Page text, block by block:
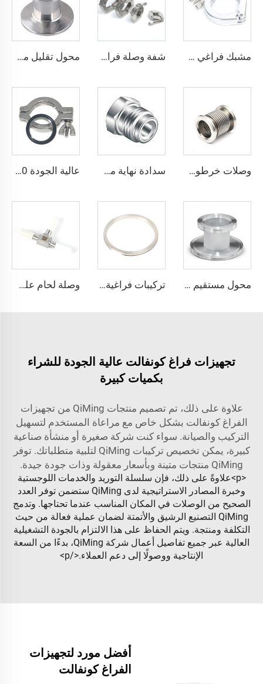
مشبك فراغي من الألومنيوم بنقطة تثبيت واحدة، تجهيزات مواسير KF16-KF50، مشابك نقطة تثبيت واحدة NW16-NW50 للفراغ لأشباه الموصلات شفة وصلة فراغية بمشبك سلسلة من الفولاذ المقاوم للصدأ SS316L، KF16/KF25/KF40/KF50، مشبك فراغي من الفولاذ المقاوم للصدأ من NW16-NW50 محول تقليل مستقيم من الفولاذ المقاوم للصدأ KF، محول مركزي مستقيم للصناعات شبه الموصلة من الفولاذ SS304 وSS316L، قطعة تجهيز أنابيب فراغية عالية
وصلات خرطوم مرنة ISO-K من الفولاذ المقاوم للصدأ SS304 وSS316L، بيلووز ISO63-ISO200، وصلات شفاطات قابلة للضغط NW63-200 للفراغ سدادة نهاية من الفولاذ المقاوم للصدأ SS316L تركيبات QCR ذات الوجه المعدني 1/8"-1" تلدين لامع/تلميع كهربائي عالية الجودة KF/NW16-KF50 ختم قطع التوصيل للفراغ من الفولاذ المقاوم للصدأ SS304 والألومنيوم مشبك مزدوج الدبوس حلقة مركزية O-Ring متينة
محول مستقيم ISO-K ISO80xISO63-ISO160xISO100 من الفولاذ المقاوم للصدأ SS304/SS316L، وصلة تفريغ عالية الجودة لقطاع أشباه الموصلات تركيبات فراغية من الفولاذ المقاوم للصدأ SS304 KF، حلقة توسيط محبوسة NW25/NW40، حلقة توسيط محبوسة من الفولاذ المقاوم للصدأ KF16/KF25/KF40 وصلة لحام على شكل حرف T عالية الجودة لأنابيب فائقة النقاء من الفولاذ المقاوم للصدأ SS316L، وصلة لحام على شكل حرف T طويلة، وصلة لحام أوتوماتيكية مدارية UHP من الفولاذ المقاوم للصدأ
تجهيزات فراغ كونفالت عالية الجودة للشراء
بكميات كبيرة
علاوة على ذلك، تم تصميم منتجات QiMing من تجهيزات
الفراغ كونفالت بشكل خاص مع مراعاة المستخدم لتسهيل
التركيب والصيانة. سواء كنت شركة صغيرة أو منشأة صناعية
كبيرة، يمكن تخصيص تركيبات QiMing لتلبية متطلباتك. توفر
QiMing منتجات متينة وبأسعار معقولة وذات جودة جيدة.
<p>علاوةً على ذلك، فإن سلسلة التوريد والخدمات اللوجستية
وخبرة المصادر الاستراتيجية لدى QiMing ستضمن توفر العدد
الصحيح من الوصلات في المكان المناسب عندما تحتاجها. وتدمج
QiMing التصنيع الرشيق والأتمتة لضمان عملية فعالة من حيث
التكلفة ومنتجة. ويتم الحفاظ على هذا الالتزام بالجودة التشغيلية
العالية عبر جميع تفاصيل أعمال شركة QiMing، بدءًا من السعة
الإنتاجية ووصولًا إلى دعم العملاء.</p>
أفضل مورد لتجهيزات
الفراغ كونفالت